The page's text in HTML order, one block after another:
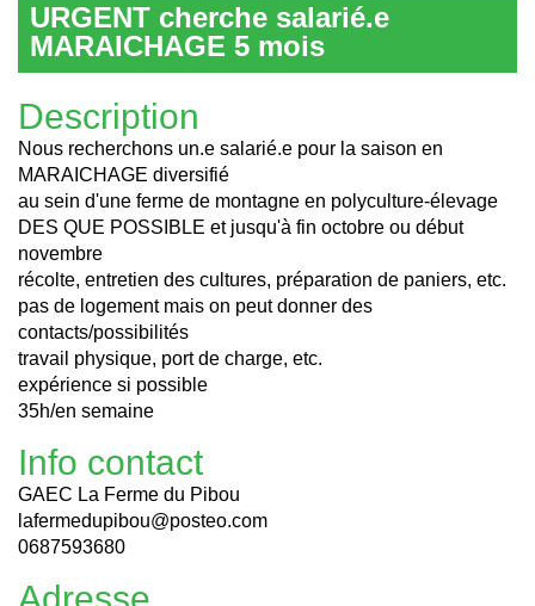
URGENT cherche salarié.e
MARAICHAGE 5 mois
Description
Nous recherchons un.e salarié.e pour la saison en
MARAICHAGE diversifié
au sein d'une ferme de montagne en polyculture-élevage
DES QUE POSSIBLE et jusqu'à fin octobre ou début
novembre
récolte, entretien des cultures, préparation de paniers, etc.
pas de logement mais on peut donner des
contacts/possibilités
travail physique, port de charge, etc.
expérience si possible
35h/en semaine
Info contact
GAEC La Ferme du Pibou
lafermedupibou@posteo.com
0687593680